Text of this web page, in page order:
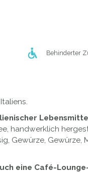
Behinderter
handwerklich
Gewürze,
eine Café-